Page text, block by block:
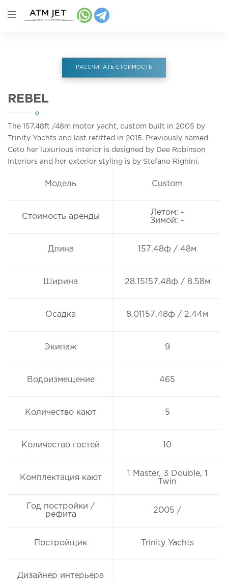
РАССЧИТАТЬ СТОИМОСТЬ
REBEL
The 157.48ft /48m motor yacht, custom built in 2005 by
Trinity Yachts and last refitted in 2015. Previously named
Ceto her luxurious interior is designed by Dee Robinson
Interiors and her exterior styling is by Stefano Righini.
Модель Custom
Стоимость аренды
Летом: -
Зимой: -
Длина 157.48ф / 48м
Ширина 28.15157.48ф / 8.58м
Осадка 8.01157.48ф / 2.44м
Экипаж 9
Водоизмещение 465
Количество кают 5
Количество гостей 10
Комплектация кают
1 Master, 3 Double, 1
Twin
Год постройки /
рефита
2005 /
Постройщик Trinity Yachts
Дизайнер интерьера